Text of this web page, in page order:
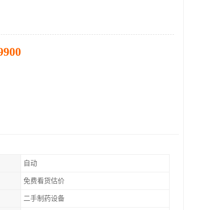
自动
免费看货估价
二手制药设备